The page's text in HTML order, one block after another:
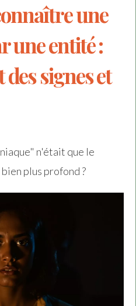
une
une entité :
signes et
n'était que le
plus profond ?